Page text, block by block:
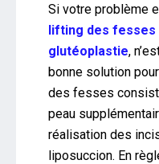
Si votre problème
lifting des fesses
glutéoplastie,
bonne solution
des fesses
peau
réalisation des
liposuccion. En